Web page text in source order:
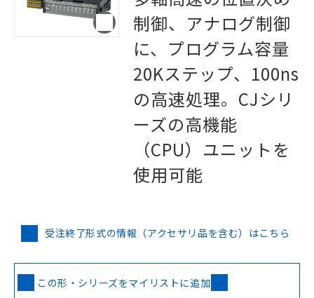
制御、アナログ制御
に、プログラム容量
20Kステップ、100ns
の高速処理。CJシリ
ーズの高機能
（CPU）ユニットを
使用可能
受注終了形式の情報（アクセサリ品を含む）はこちら
この形・シリーズをマイリストに追加